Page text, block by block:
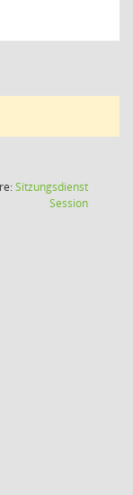
Sitzungsdienst
Session(Wird in